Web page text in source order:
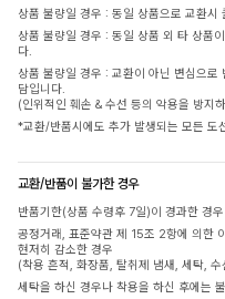
상품 불량일 경우 : 동일 상품으로 교환시
상품 불량일 경우 : 동일 상품 외 타 상품
다.
상품 불량일 경우 : 교환이 아닌 변심으
담입니다.
(인위적인 훼손 & 수선 등의 악용을 방지
*교환/반품시에도 추가 발생되는 모든 도
교환/반품이 불가한 경우
반품기한(상품 수령후 7일)이 경과한 경우
공정거래, 표준약관 제 15조 2항에 의한
현저히 감소한 경우
(착용 흔적, 화장품, 탈취제 냄새, 세탁,
세탁을 하신 경우나 착용을 하신 후에는